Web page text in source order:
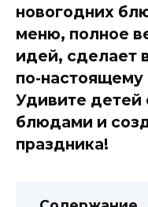
новогодних
меню, полное
идей, сделает
по-
Удивите детей
блюдами и
праздника!